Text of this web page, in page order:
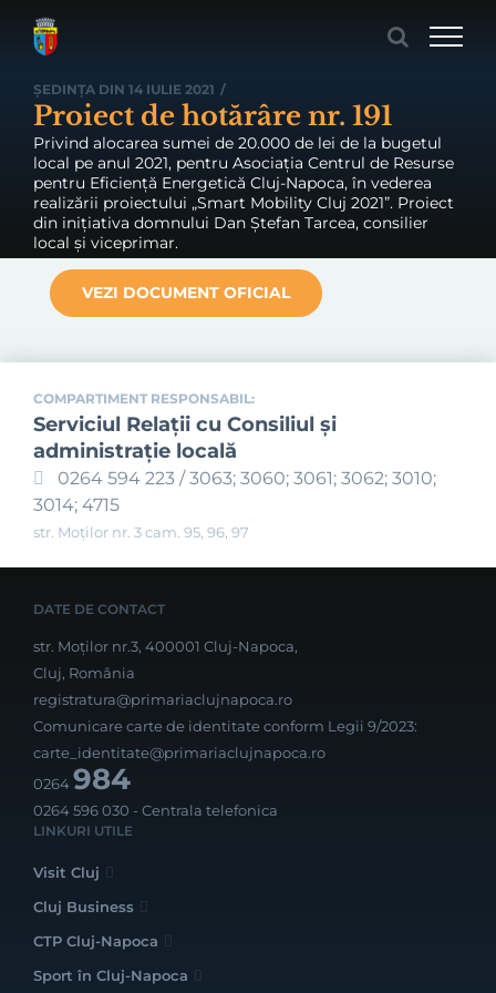
ȘEDINȚA DIN 14 IULIE 2021 /
Proiect de hotărâre nr. 191
Privind alocarea sumei de 20.000 de lei de la bugetul
local pe anul 2021, pentru Asociația Centrul de Resurse
pentru Eficiență Energetică Cluj-Napoca, în vederea
realizării proiectului „Smart Mobility Cluj 2021”. Proiect
din inițiativa domnului Dan Ștefan Tarcea, consilier
local și viceprimar.
VEZI DOCUMENT OFICIAL
COMPARTIMENT RESPONSABIL:
Serviciul Relaţii cu Consiliul şi
administraţie locală
0264 594 223 / 3063; 3060; 3061; 3062; 3010;
3014; 4715
str. Moților nr. 3 cam. 95, 96, 97
DATE DE CONTACT
str. Moților nr.3, 400001 Cluj-Napoca,
Cluj, România
registratura@primariaclujnapoca.ro
Comunicare carte de identitate conform Legii 9/2023:
carte_identitate@primariaclujnapoca.ro
0264984
0264 596 030 - Centrala telefonica
LINKURI UTILE
Visit Cluj
Cluj Business
CTP Cluj-Napoca
Sport în Cluj-Napoca